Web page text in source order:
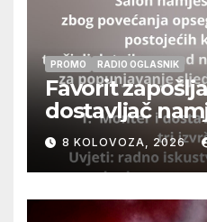
PROMO RADIO OGLASNIK
Favorit
dostavljač
izvršitelja
8 KOLOVOZA, 2026